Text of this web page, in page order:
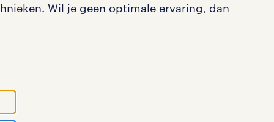
Wil je geen optimale ervaring, dan